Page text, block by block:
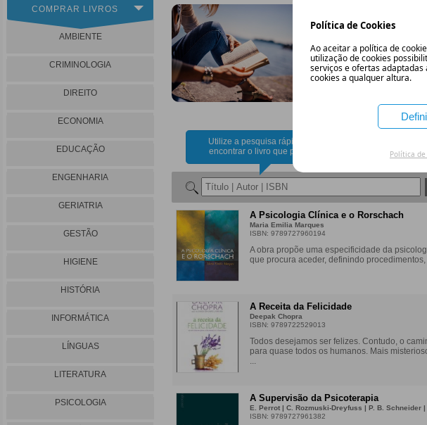
Política de Cookies
Ao aceitar a política de
utilização de cookies
serviços e ofertas adaptadas
cookies a qualquer altura.
Política
COMPRAR LIVROS
AMBIENTE
CRIMINOLOGIA
DIREITO
ECONOMIA
EDUCAÇÃO
ENGENHARIA
GERIATRIA
GESTÃO
HIGIENE
HISTÓRIA
INFORMÁTICA
LÍNGUAS
LITERATURA
PSICOLOGIA
–
Livros científicos,
Na livraria online
Comprar um livro
pagamento e
Utilize a pesquisa rápida para
encontrar o livro que procura!
A Psicologia Clínica e o Rorschach
Maria Emilia Marques
ISBN: 9789727960194
A obra propõe uma especificidade da
que procura aceder, definindo
A Receita da Felicidade
Deepak Chopra
ISBN: 9789722529013
Todos desejamos ser felizes. Contudo, o
para quase todos os humanos. Mais
...
A Supervisão da Psicoterapia
E. Perrot | C. Rozmuski-Dreyfuss | P. B. Schneider
ISBN: 9789727961382